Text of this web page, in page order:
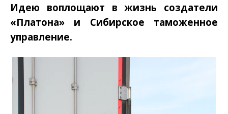
Идею воплощают в жизнь создатели
«Платона» и Сибирское таможенное
управление.